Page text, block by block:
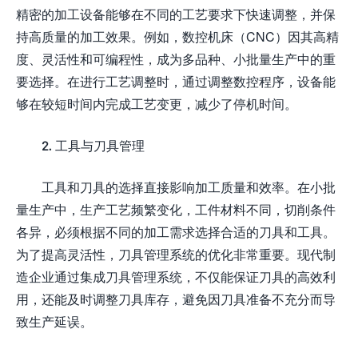
精密的加工设备能够在不同的工艺要求下快速调整，并保
持高质量的加工效果。例如，数控机床（CNC）因其高精
度、灵活性和可编程性，成为多品种、小批量生产中的重
要选择。在进行工艺调整时，通过调整数控程序，设备能
够在较短时间内完成工艺变更，减少了停机时间。
2. 工具与刀具管理
工具和刀具的选择直接影响加工质量和效率。在小批
量生产中，生产工艺频繁变化，工件材料不同，切削条件
各异，必须根据不同的加工需求选择合适的刀具和工具。
为了提高灵活性，刀具管理系统的优化非常重要。现代制
造企业通过集成刀具管理系统，不仅能保证刀具的高效利
用，还能及时调整刀具库存，避免因刀具准备不充分而导
致生产延误。